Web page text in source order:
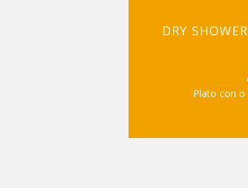
DRY SHOWER
Plato con o